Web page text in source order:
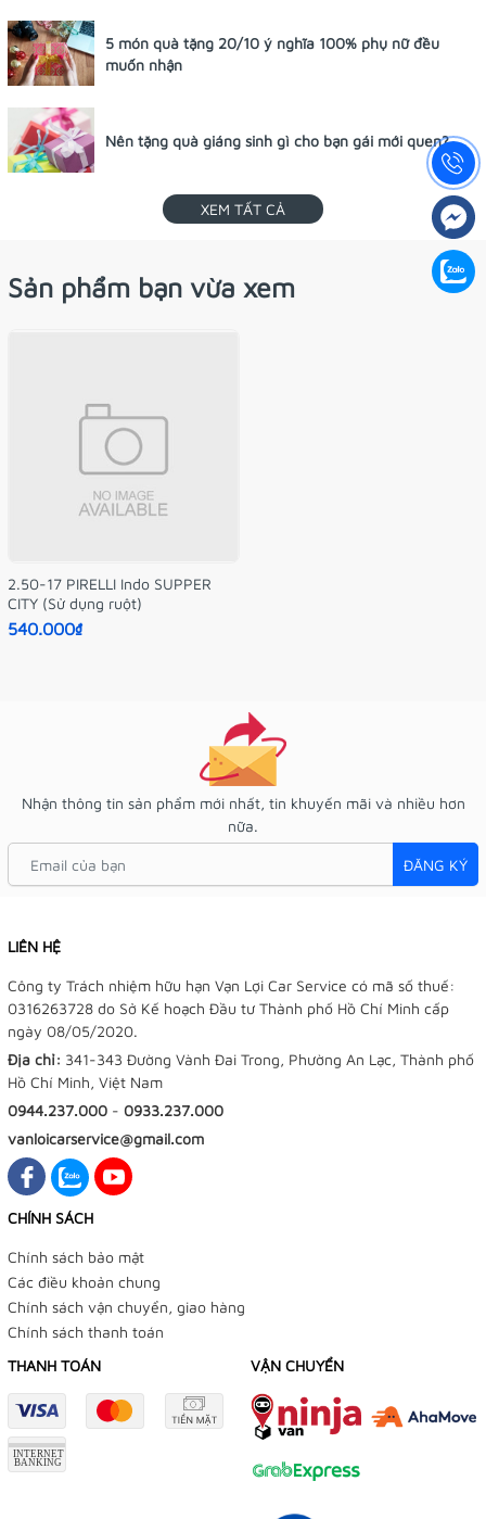
5 món quà tặng 20/10 ý nghĩa 100% phụ nữ đều
muốn nhận
Nên tặng quà giáng sinh gì cho bạn gái mới quen?
XEM TẤT CẢ
Sản phẩm bạn vừa xem
2.50-17 PIRELLI Indo SUPPER
CITY (Sử dụng ruột)
540.000₫
Nhận thông tin sản phẩm mới nhất, tin khuyến mãi và nhiều hơn
nữa.
ĐĂNG KÝ
LIÊN HỆ
Công ty Trách nhiệm hữu hạn Vạn Lợi Car Service có mã số thuế:
0316263728 do Sở Kế hoạch Đầu tư Thành phố Hồ Chí Minh cấp
ngày 08/05/2020.
Địa chỉ: 341-343 Đường Vành Đai Trong, Phường An Lạc, Thành phố
Hồ Chí Minh, Việt Nam
0944.237.000 - 0933.237.000
vanloicarservice@gmail.com
CHÍNH SÁCH
Chính sách bảo mật
Các điều khoản chung
Chính sách vận chuyển, giao hàng
Chính sách thanh toán
THANH TOÁN
VẬN CHUYỂN